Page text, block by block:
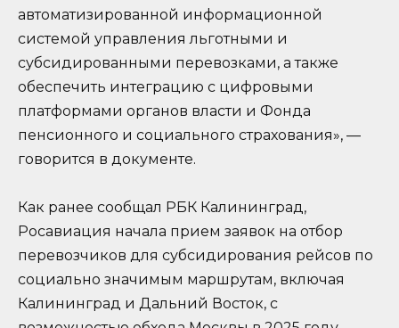
автоматизированной информационной
системой управления льготными и
субсидированными перевозками, а также
обеспечить интеграцию с цифровыми
платформами органов власти и Фонда
пенсионного и социального страхования», —
говорится в документе.
Как ранее сообщал РБК Калининград,
Росавиация начала прием заявок на отбор
перевозчиков для субсидирования рейсов по
социально значимым маршрутам, включая
Калининград и Дальний Восток, с